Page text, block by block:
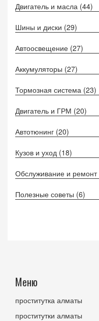
Двигатель и масла (44)
Шины и диски (29)
Автоосвещение (27)
Аккумуляторы (27)
Тормозная система (23)
Двигатель и ГРМ (20)
Автотюнинг (20)
Кузов и уход (18)
Обслуживание и ремонт
Полезные советы (6)
Меню
проститутка алматы
проститутки алматы